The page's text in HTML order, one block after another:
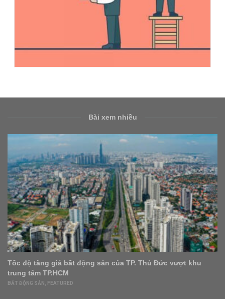
Bài xem nhiều
Đức vượt khu
Bộ trưởng Xây dựng: Giá nhà không